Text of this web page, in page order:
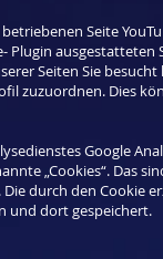
Seite
Plugin
Seiten Sie
zuzuordnen. Dies
Google
„Cookies“. Das
durch den Cookie
und dort gespeichert.